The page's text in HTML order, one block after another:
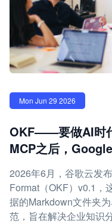
Mon Jun 29 2026
OKF——要做AI时
MCP之后，
2026年6月，谷歌云发
Format（OKF）v0.1，
据的Markdown文件夹
范，旨在解决企业知识